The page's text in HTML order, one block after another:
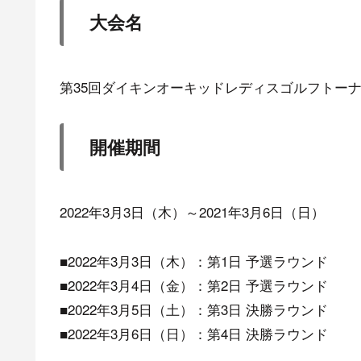
大会名
第35回ダイキンオーキッドレディスゴルフトー
開催期間
2022年3月3日（木）～2021年3月6日（日）
■2022年3月3日（木）：第1日 予選ラウンド
■2022年3月4日（金）：第2日 予選ラウンド
■2022年3月5日（土）：第3日 決勝ラウンド
■2022年3月6日（日）：第4日 決勝ラウンド